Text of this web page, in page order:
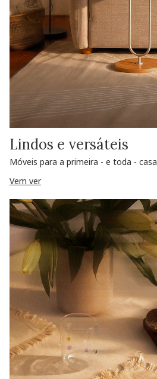
Lindos e versáteis
Móveis para a primeira - e toda - casa
Vem ver